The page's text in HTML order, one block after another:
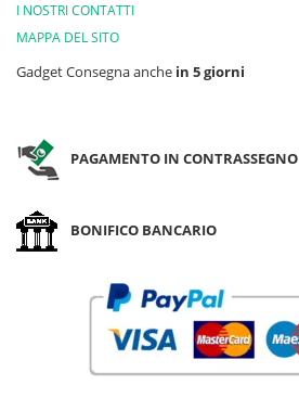
I NOSTRI CONTATTI
MAPPA DEL SITO
Gadget Consegna anche in 5 giorni
PAGAMENTO IN CONTRASSEGNO
BONIFICO BANCARIO